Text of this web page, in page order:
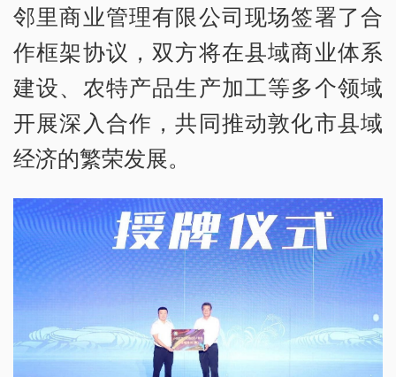
邻里商业管理有限公司现场签署了合
作框架协议，双方将在县域商业体系
建设、农特产品生产加工等多个领域
开展深入合作，共同推动敦化市县域
经济的繁荣发展。